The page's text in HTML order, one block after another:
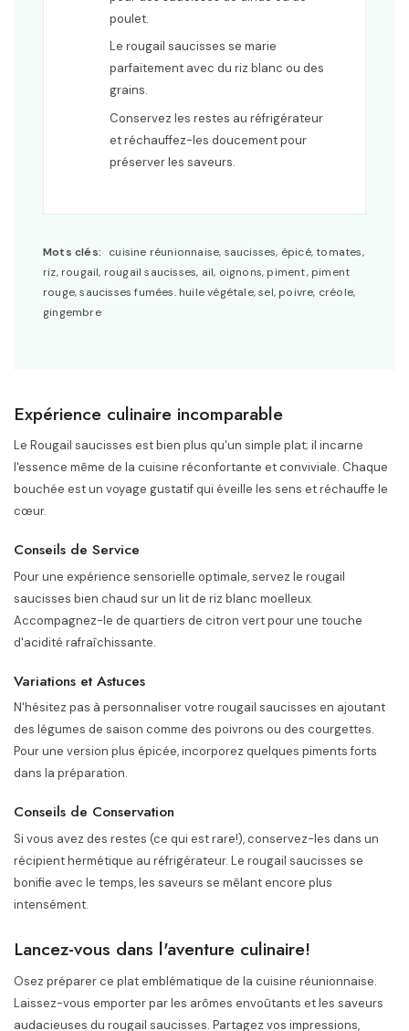
poulet.
Le rougail saucisses se marie
parfaitement avec du riz blanc ou des
grains.
Conservez les restes au réfrigérateur
et réchauffez-les doucement pour
préserver les saveurs.
Mots clés:
cuisine réunionnaise, saucisses, épicé, tomates,
riz, rougail, rougail saucisses, ail, oignons, piment, piment
rouge, saucisses fumées. huile végétale, sel, poivre, créole,
gingembre
Expérience culinaire incomparable
Le Rougail saucisses est bien plus qu'un simple plat; il incarne
l'essence même de la cuisine réconfortante et conviviale. Chaque
bouchée est un voyage gustatif qui éveille les sens et réchauffe le
cœur.
Conseils de Service
Pour une expérience sensorielle optimale, servez le rougail
saucisses bien chaud sur un lit de riz blanc moelleux.
Accompagnez-le de quartiers de citron vert pour une touche
d'acidité rafraîchissante.
Variations et Astuces
N'hésitez pas à personnaliser votre rougail saucisses en ajoutant
des légumes de saison comme des poivrons ou des courgettes.
Pour une version plus épicée, incorporez quelques piments forts
dans la préparation.
Conseils de Conservation
Si vous avez des restes (ce qui est rare!), conservez-les dans un
récipient hermétique au réfrigérateur. Le rougail saucisses se
bonifie avec le temps, les saveurs se mêlant encore plus
intensément.
Lancez-vous dans l'aventure culinaire!
Osez préparer ce plat emblématique de la cuisine réunionnaise.
Laissez-vous emporter par les arômes envoûtants et les saveurs
audacieuses du rougail saucisses. Partagez vos impressions,